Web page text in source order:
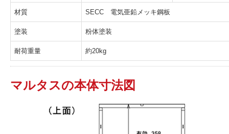
材質 SECC 電気亜鉛メッキ鋼板
塗装 粉体塗装
耐荷重量 約20kg
マルタスの本体寸法図